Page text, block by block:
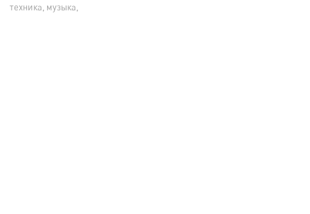
техника, музыка,